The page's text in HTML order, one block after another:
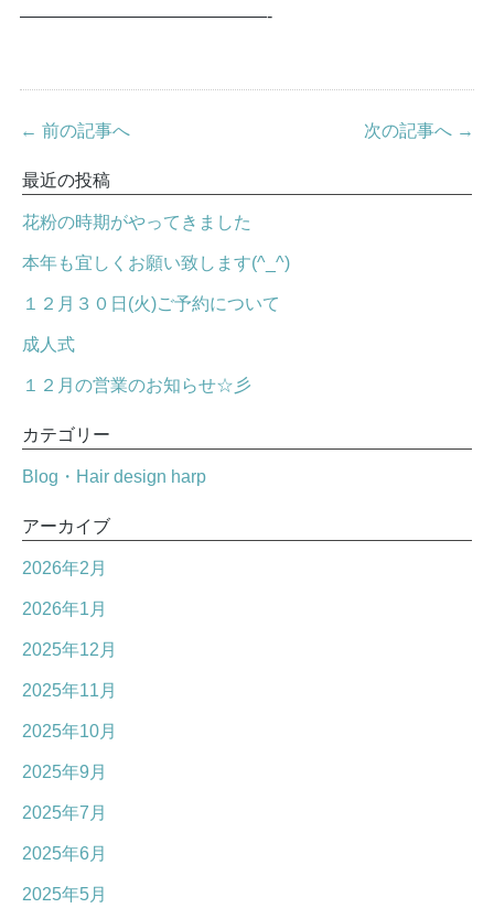
——————————————-
← 前の記事へ 次の記事へ →
最近の投稿
花粉の時期がやってきました
本年も宜しくお願い致します(^_^)
１２月３０日(火)ご予約について
成人式
１２月の営業のお知らせ☆彡
カテゴリー
Blog・Hair design harp
アーカイブ
2026年2月
2026年1月
2025年12月
2025年11月
2025年10月
2025年9月
2025年7月
2025年6月
2025年5月